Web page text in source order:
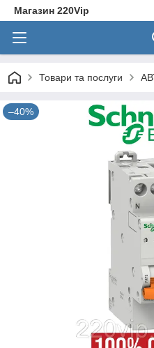
Магазин 220Vip
Товари та послуги
–40%